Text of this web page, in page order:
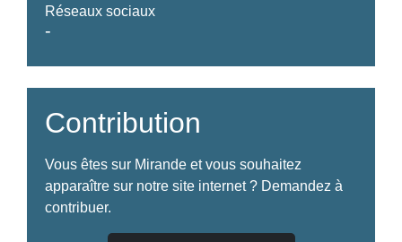
Réseaux sociaux
-
Contribution
Vous êtes sur Mirande et vous souhaitez
apparaître sur notre site internet ? Demandez à
contribuer.